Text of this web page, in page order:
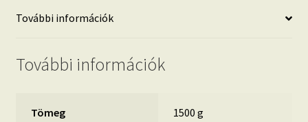
További információk
További információk
Tömeg 1500 g